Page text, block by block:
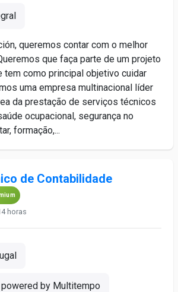
queremos contar com o melhor
que faça parte de um projeto
tem como principal objetivo cuidar
uma empresa multinacional líder
da prestação de serviços técnicos
ocupacional, segurança no
formação,...
de Contabilidade
horas
by Multitempo